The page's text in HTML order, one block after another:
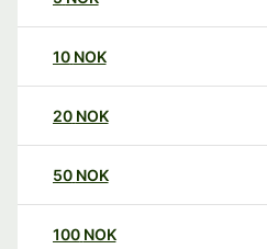
10 NOK
20 NOK
50 NOK
100 NOK